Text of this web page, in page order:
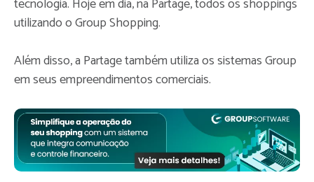
utilizando o Group Shopping.
Além disso, a Partage também utiliza os sistemas Group
em seus empreendimentos comerciais.